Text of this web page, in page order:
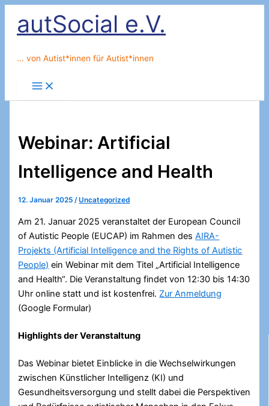
InhaltautSocial e.V.
... von Autist*innen für Autist*innen
Webinar: Artificial
Intelligence and Health
12. Januar 2025/Uncategorized
Am 21. Januar 2025 veranstaltet der European Council
of Autistic People (EUCAP) im Rahmen desAIRA-
Projekts (Artificial Intelligence and the Rights of Autistic
People) ein Webinar mit dem Titel „Artificial Intelligence
and Health“. Die Veranstaltung findet von 12:30 bis 14:30
Uhr online statt und ist kostenfrei. Zur Anmeldung
(Google Formular)
Highlights der Veranstaltung
Das Webinar bietet Einblicke in die Wechselwirkungen
zwischen Künstlicher Intelligenz (KI) und
Gesundheitsversorgung und stellt dabei die Perspektiven